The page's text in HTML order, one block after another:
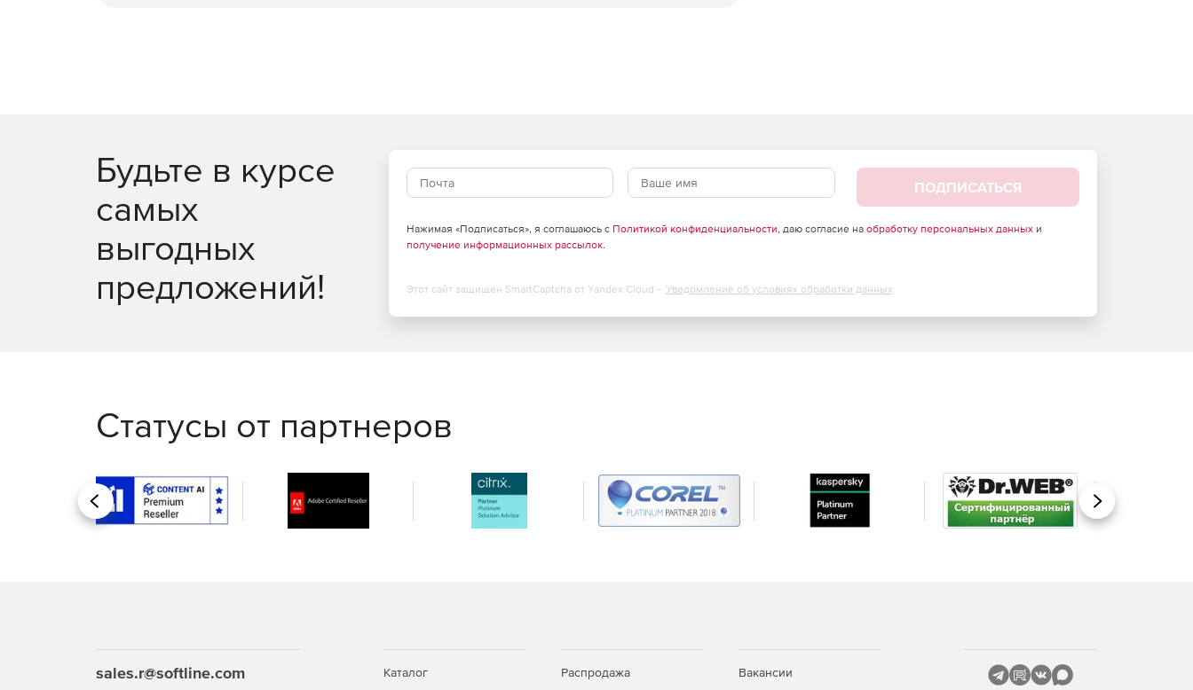
Будьте в курсе
самых
выгодных
предложений!
ПОДПИСАТЬСЯ
Нажимая «Подписаться», я соглашаюсь с Политикой конфиденциальности, даю согласие на обработку персональных данныхи
получение информационных рассылок.
Этот сайт защищен SmartCaptcha от Yandex Cloud - Уведомление об условиях обработки данных
Статусы от партнеров
Назад Вперед
sales.r@softline.com Каталог Распродажа Вакансии